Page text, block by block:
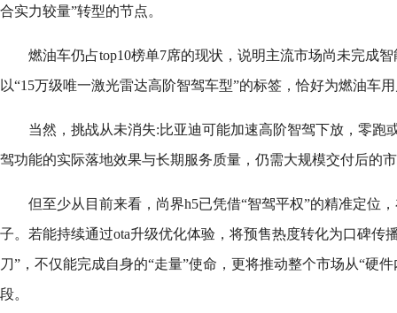
合实力较量”转型的节点。
燃油车仍占top10榜单7席的现状，说明主流市场尚未完成
以“15万级唯一激光雷达高阶智驾车型”的标签，恰好为燃油车
当然，挑战从未消失:比亚迪可能加速高阶智驾下放，零跑
驾功能的实际落地效果与长期服务质量，仍需大规模交付后的
但至少从目前来看，尚界h5已凭借“智驾平权”的精准定位
子。若能持续通过ota升级优化体验，将预售热度转化为口碑传
刀”，不仅能完成自身的“走量”使命，更将推动整个市场从“硬
段。